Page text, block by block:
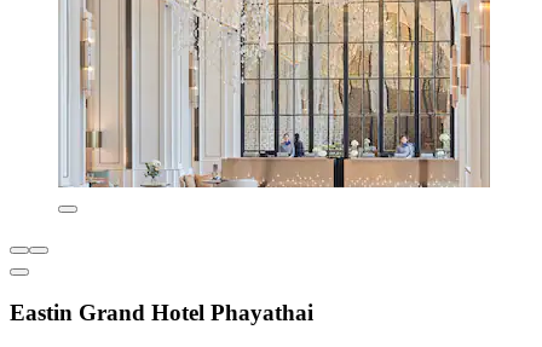
Eastin Grand Hotel Phayathai